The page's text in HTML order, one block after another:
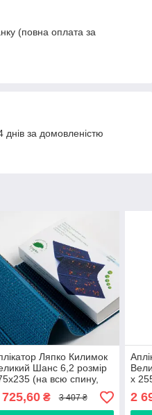
(повна оплата за
за домовленістю
Ляпко Килимок
Шанс 6,2 розмір
(на всю спину,
біль)₴ 3 407 ₴
х
2